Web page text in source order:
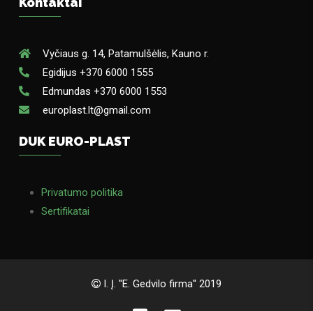
Vyčiaus g. 14, Patamulšėlis, Kauno r.
Egidijus +370 6000 1555
Edmundas +370 6000 1553
europlast.lt@gmail.com
DUK EURO-PLAST
Privatumo politika
Sertifikatai
I. Į. ''E. Gedvilo firma'' 2019